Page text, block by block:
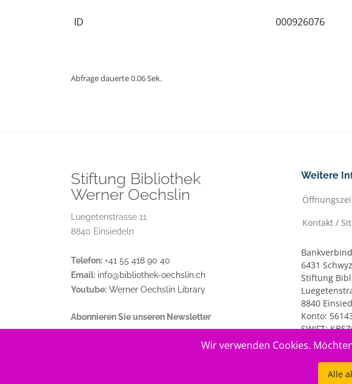
ID 000926076
Abfrage dauerte 0.06 Sek.
Stiftung Bibliothek
Werner Oechslin
Luegetenstrasse 11
8840 Einsiedeln
Telefon: +41 55 418 90 40
Email: info@bibliothek-oechslin.ch
Youtube: Werner Oechslin Library
Abonnieren Sie unseren Newsletter
Weitere
Kontakt /
6431 Schwyz
Stiftung
8840
Konto:
SWIFT:
IBAN: CH20
Wir verwenden Cookies.
Alle